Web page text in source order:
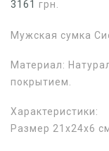
3161 грн.
Мужская сумка
Материал:
покрытием.
Характеристики:
Размер 21х24х6